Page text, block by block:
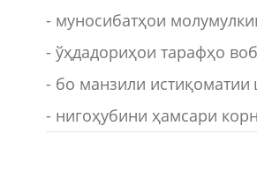
- муносибатҳои
- ўҳдадориҳои тарафҳо
- бо манзили
- нигоҳубини ҳамсари